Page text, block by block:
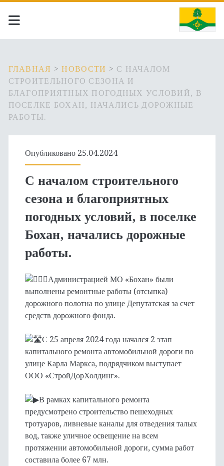
ГЛАВНАЯ >НОВОСТИ > С НАЧАЛОМ
СТРОИТЕЛЬНОГО СЕЗОНА И
БЛАГОПРИЯТНЫХ ПОГОДНЫХ УСЛОВИЙ, В
ПОСЕЛКЕ БОХАН, НАЧАЛИСЬ ДОРОЖНЫЕ
РАБОТЫ.
Опубликовано 25.04.2024
С началом строительного
сезона и благоприятных
погодных условий, в поселке
Бохан, начались дорожные
работы.
Администрацией МО «Бохан» были
выполнены ремонтные работы (отсыпка)
дорожного полотна по улице Депутатская за счет
средств дорожного фонда.
С 25 апреля 2024 года начался 2 этап
капитального ремонта автомобильной дороги по
улице Карла Маркса, подрядчиком выступает
ООО «СтройДорХолдинг».
В рамках капитального ремонта
предусмотрено строительство пешеходных
тротуаров, ливневые каналы для отведения талых
вод, также уличное освещение на всем
протяжении автомобильной дороги, сумма работ
составила более 67 млн.